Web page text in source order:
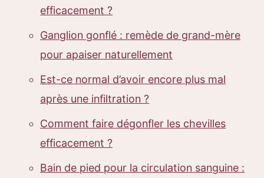
efficacement ?
Ganglion gonflé : remède de grand-mère
pour apaiser naturellement
Est-ce normal d’avoir encore plus mal
après une infiltration ?
Comment faire dégonfler les chevilles
efficacement ?
Bain de pied pour la circulation sanguine :